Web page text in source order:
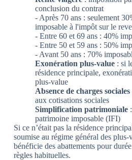
conclusion du contrat
- Après 70 ans : seulement
imposable à l'impôt sur le
- Entre 60 et 69 ans : 40%
- Entre 50 et 59 ans : 50%
- Avant 50 ans : 70%
Exonération plus-value : si
résidence principale,
plus-value
Absence de charges sociales
aux cotisations sociales
Simplification patrimoniale
patrimoine imposable (IFI)
Si ce n’était pas la résidence
soumise au régime général des
bénéficie des abattements pour
règles habituelles.